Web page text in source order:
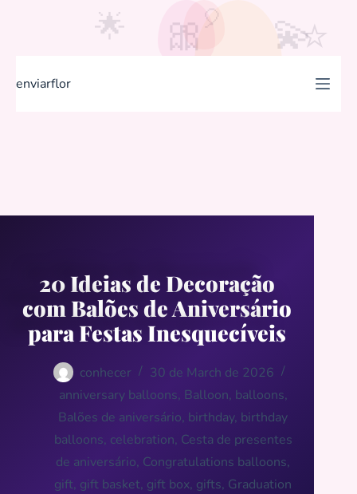
p
t
enviarflor
20 Ideias de Decoração
com Balões de Aniversário
para Festas Inesquecíveis
conhecer
30 de March de 2026
anniversary balloons, Balloon, balloons,
Balões de aniversário, birthday, birthday
balloons, celebration, Cesta de presentes
de aniversário, Congratulations balloons,
gift, gift basket, gift box, gifts, Graduation
💫
🌟 ⭐